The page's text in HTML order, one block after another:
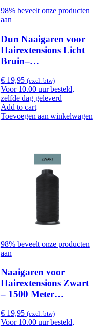
98% beveelt onze producten
aan
Dun Naaigaren voor
Hairextensions Licht
Bruin–…
€19,95 (excl. btw)
Voor 10.00 uur besteld,
zelfde dag geleverd
Add to cart
Toevoegen aan winkelwagen
98% beveelt onze producten
aan
Naaigaren voor
Hairextensions Zwart
– 1500 Meter…
€19,95 (excl. btw)
Voor 10.00 uur besteld,